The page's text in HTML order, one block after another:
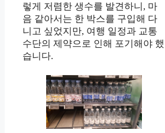
렇게 저렴한 생수를 발견하니, 마
음 같아서는 한 박스를 구입해 다
니고 싶었지만, 여행 일정과 교통
수단의 제약으로 인해 포기해야 했
습니다.